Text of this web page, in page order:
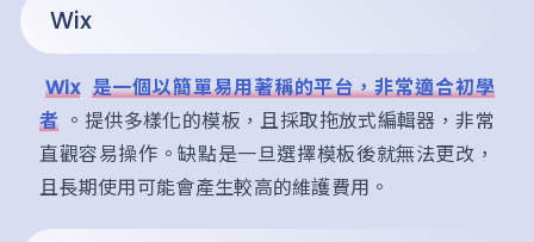
Wix
Wix 是一個以簡單易用著稱的平台，非常適合初學
者 。提供多樣化的模板，且採取拖放式編輯器，非常
直觀容易操作。缺點是一旦選擇模板後就無法更改，
且長期使用可能會產生較高的維護費用。